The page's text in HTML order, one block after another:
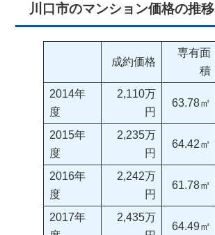
川口市のマンション価格の推移
成約価格
専有面
積
2014年
度
2,110万
円
63.78㎡
2015年
度
2,235万
円
64.42㎡
2016年
度
2,242万
円
61.78㎡
2017年
2,435万
64.49㎡